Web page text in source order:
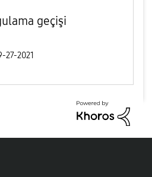
geçişi
27-2021